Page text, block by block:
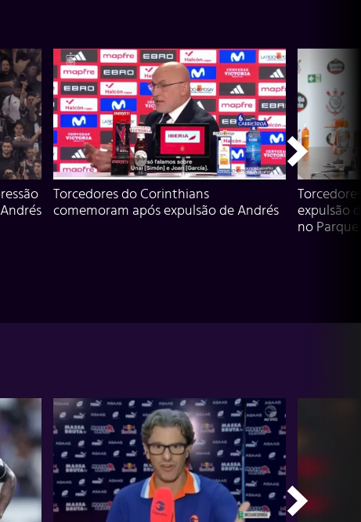
Torcedores do Corinthians
comemoram após expulsão de Andrés
expulsão
no Parque